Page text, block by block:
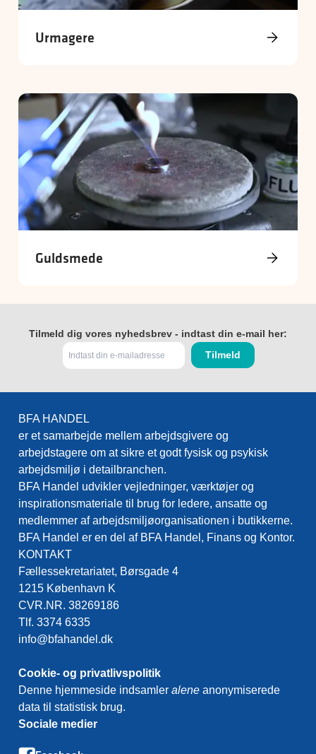
Urmagere
Guldsmede
Tilmeld dig vores nyhedsbrev - indtast din e-mail her:
BFA HANDEL
er et samarbejde mellem arbejdsgivere og
arbejdstagere om at sikre et godt fysisk og psykisk
arbejdsmiljø i detailbranchen.
BFA Handel udvikler vejledninger, værktøjer og
inspirationsmateriale til brug for ledere, ansatte og
medlemmer af arbejdsmiljøorganisationen i butikkerne.
BFA Handel er en del af BFA Handel, Finans og Kontor.
KONTAKT
Fællessekretariatet, Børsgade 4
1215 København K
CVR.NR. 38269186
Tlf. 3374 6335
info@bfahandel.dk
Cookie- og privatlivspolitik
Denne hjemmeside indsamler alene anonymiserede
data til statistisk brug.
Sociale medier